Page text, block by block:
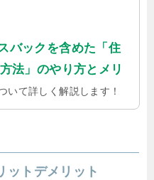
バックを含めた「住
法」のやり方とメリ
いて詳しく解説します！
ットデメリット